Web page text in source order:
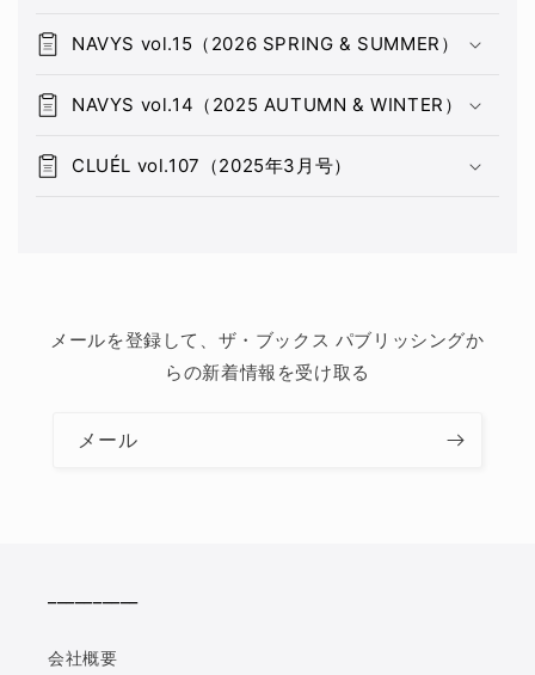
NAVYS vol.15（2026 SPRING & SUMMER）
NAVYS vol.14（2025 AUTUMN & WINTER）
CLUÉL vol.107（2025年3月号）
メールを登録して、ザ・ブックス パブリッシングか
らの新着情報を受け取る
メール
会社概要